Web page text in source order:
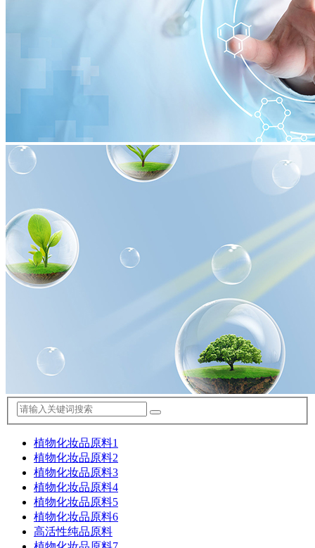
植物化妆品原料1
植物化妆品原料2
植物化妆品原料3
植物化妆品原料4
植物化妆品原料5
植物化妆品原料6
高活性纯品原料